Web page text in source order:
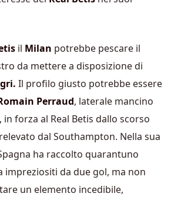
il Milan potrebbe pescare il
da mettere a disposizione di
Il profilo giusto potrebbe essere
Perraud, laterale mancino
in forza al Real Betis dallo scorso
dal Southampton. Nella sua
ha raccolto quarantuno
impreziositi da due gol, ma non
un elemento incedibile,